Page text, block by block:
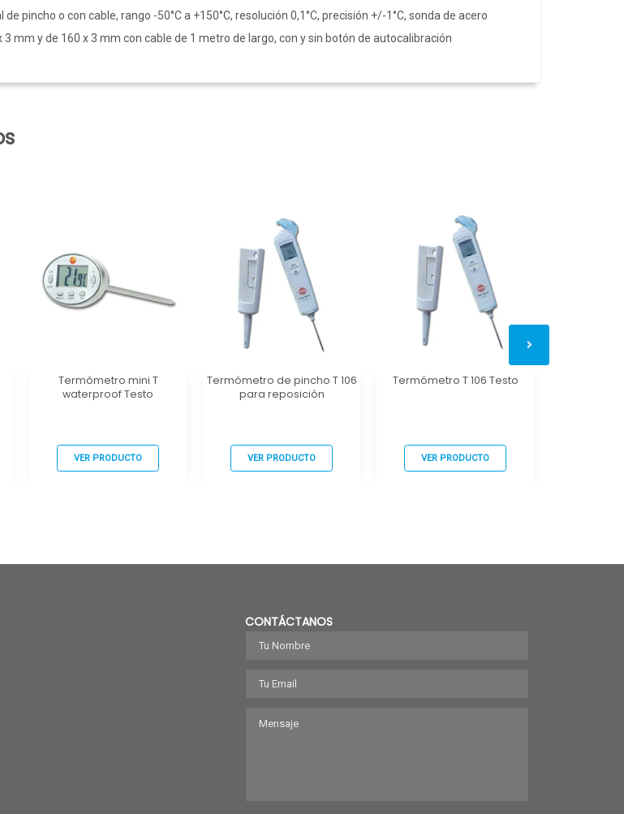
pincho o con cable, rango -50°C a +150°C, resolución 0,1°C, precisión +/-1°C, sonda de acero
3 mm y de 160 x 3 mm con cable de 1 metro de largo, con y sin botón de autocalibración
Termómetro mini T
waterproof Testo
VER PRODUCTO
Termómetro de pincho T 106
para reposición
VER PRODUCTO
Termómetro T 106 Testo
VER PRODUCTO
CONTÁCTANOS